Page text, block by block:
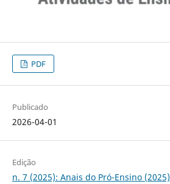
PDF
Publicado
2026-04-01
Edição
n. 7 (2025): Anais do Pró-Ensino (2025)